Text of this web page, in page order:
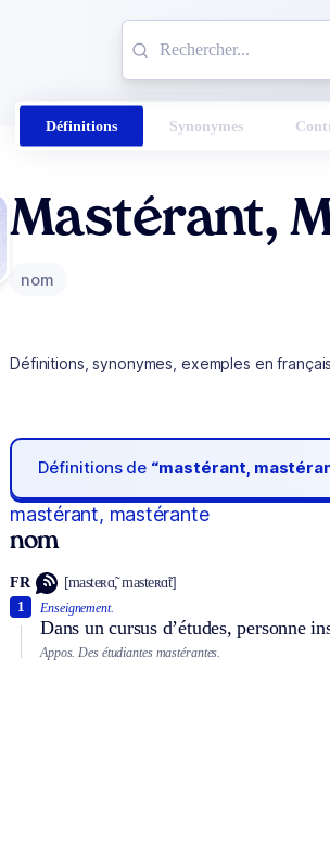
Définitions Synonymes
Mastérant,
nom
Définitions, synonymes, exemples en français
Définitions de “mastérant,
mastérant, mastérante
nom
FR [masteʀɑ̃, masteʀɑ̃t]
Enseignement.
Dans un cursus d’études, personne
1
Appos. Des étudiantes mastérantes.